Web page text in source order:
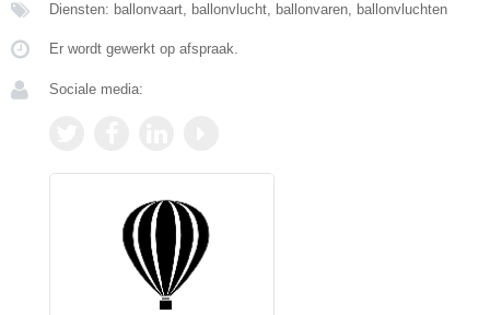
Diensten: ballonvaart, ballonvlucht, ballonvaren, ballonvluchten
Er wordt gewerkt op afspraak.
Sociale media: